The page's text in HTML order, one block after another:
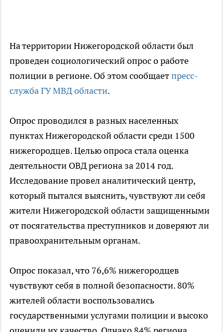
На территории Нижегородской области был
проведен социологический опрос о работе
полиции в регионе. Об этом сообщаетпресс-
служба ГУ МВД области.
Опрос проводился в разных населенных
пунктах Нижегородской области среди 1500
нижегородцев. Целью опроса стала оценка
деятельности ОВД региона за 2014 год.
Исследование провел аналитический центр,
который пытался выяснить, чувствуют ли себя
жители Нижегородской области защищенными
от посягательства преступников и доверяют ли
правоохранительным органам.
Опрос показал, что 76,6% нижегородцев
чувствуют себя в полной безопасности. 80%
жителей области воспользовались
государственными услугами полиции и высоко